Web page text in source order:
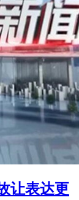
让表达更